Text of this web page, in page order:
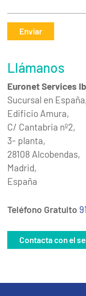
Enviar
Llámanos
Euronet Services
Sucursal en
Edificio Amura,
C/ Cantabria nº2,
3- planta,
28108 Alcobendas,
Madrid,
España
Teléfono Gratuito
Contacta con el